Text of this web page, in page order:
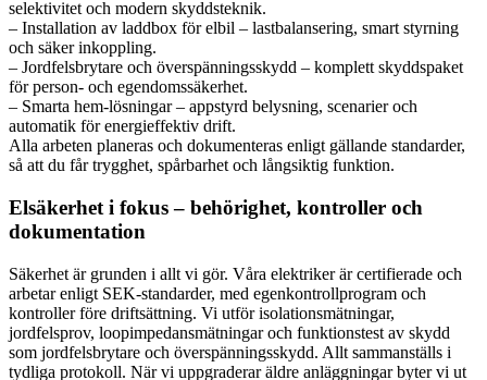
selektivitet och modern skyddsteknik.
– Installation av laddbox för elbil – lastbalansering, smart styrning
och säker inkoppling.
– Jordfelsbrytare och överspänningsskydd – komplett skyddspaket
för person- och egendomssäkerhet.
– Smarta hem-lösningar – appstyrd belysning, scenarier och
automatik för energieffektiv drift.
Alla arbeten planeras och dokumenteras enligt gällande standarder,
så att du får trygghet, spårbarhet och långsiktig funktion.
Elsäkerhet i fokus – behörighet, kontroller och
dokumentation
Säkerhet är grunden i allt vi gör. Våra elektriker är certifierade och
arbetar enligt SEK-standarder, med egenkontrollprogram och
kontroller före driftsättning. Vi utför isolationsmätningar,
jordfelsprov, loopimpedansmätningar och funktionstest av skydd
som jordfelsbrytare och överspänningsskydd. Allt sammanställs i
tydliga protokoll. När vi uppgraderar äldre anläggningar byter vi ut